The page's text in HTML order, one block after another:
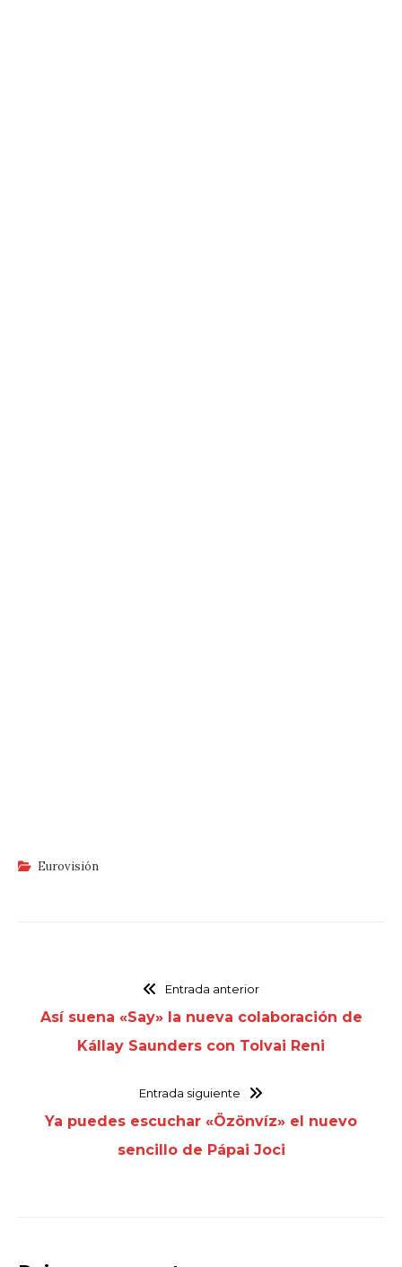
Eurovisión
Entrada anterior
Así suena «Say» la nueva colaboración de
Kállay Saunders con Tolvai Reni
Entrada siguiente
Ya puedes escuchar «Özönvíz» el nuevo
sencillo de Pápai Joci